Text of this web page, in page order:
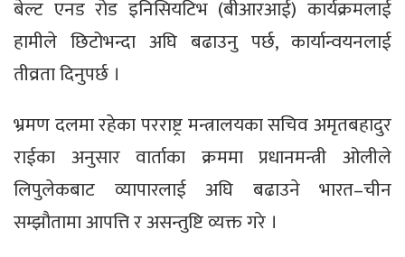
बेल्ट एनड रोड इनिसियटिभ (बीआरआई) कार्यक्रमलाई
हामीले छिटोभन्दा अघि बढाउनु पर्छ, कार्यान्वयनलाई
तीव्रता दिनुपर्छ ।
भ्रमण दलमा रहेका परराष्ट्र मन्त्रालयका सचिव अमृतबहादुर
राईका अनुसार वार्ताका क्रममा प्रधानमन्त्री ओलीले
लिपुलेकबाट व्यापारलाई अघि बढाउने भारत–चीन
सम्झौतामा आपत्ति र असन्तुष्टि व्यक्त गरे ।